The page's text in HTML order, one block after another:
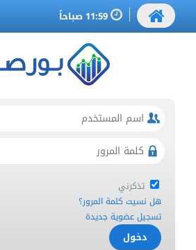
تذكرني
هل نسيت كلمة المرور؟
تسجيل عضوية جديدة